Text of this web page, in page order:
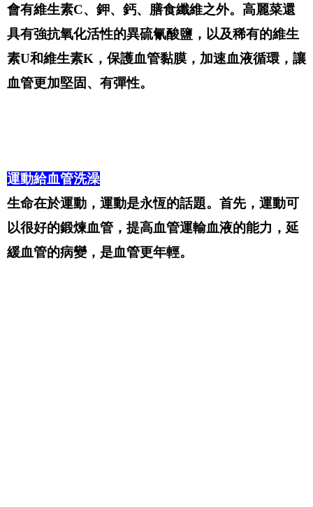
會有維生素C、鉀、鈣、膳食纖維之外。高麗菜還
具有強抗氧化活性的異硫氰酸鹽，以及稀有的維生
素U和維生素K，保護血管黏膜，加速血液循環，讓
血管更加堅固、有彈性。
運動給血管洗澡
生命在於運動，運動是永恆的話題。首先，運動可
以很好的鍛煉血管，提高血管運輸血液的能力，延
緩血管的病變，是血管更年輕。